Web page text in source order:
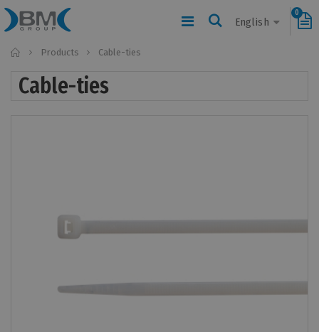
English
0
Home
Products Cable-ties
Cable-ties